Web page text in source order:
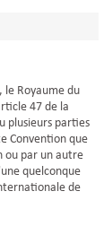
Royaume du
47 de la
plusieurs parties
Convention que
ou par un autre
quelconque
de